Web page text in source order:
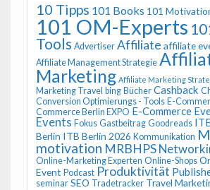
10 Tipps 101 Books 101
101 OM-Experts
Tools Advertiser Affiliate affiliate
Affiliate Management Strategie
Marketing Affiliate Marketing
Marketing Travel bing Bücher Cashback
Conversion Optimierungs - Tools E-
Commerce Berlin EXPO E-Commerce
Events Fokus Gastbeitrag Goodreads
Berlin ITB Berlin 2026 Kommunikation
motivation MRBHPS
Online-Marketing Experten Online-Shops
Event Podcast Produktivität
seminar SEO Tradetracker Travel